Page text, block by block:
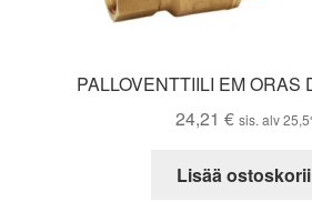
PALLOVENTTIILI EM ORAS
24,21 € sis. alv
Lisää